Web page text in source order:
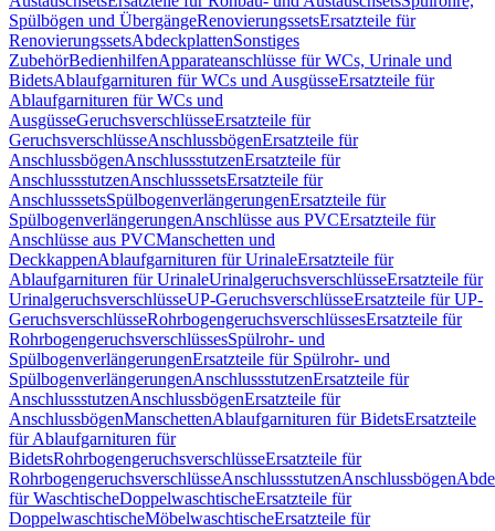
Spülbögen und ÜbergängeRenovierungssetsErsatzteile für
RenovierungssetsAbdeckplattenSonstiges
ZubehörBedienhilfenApparateanschlüsse für WCs, Urinale und
BidetsAblaufgarnituren für WCs und AusgüsseErsatzteile für
Ablaufgarnituren für WCs und
AusgüsseGeruchsverschlüsseErsatzteile für
GeruchsverschlüsseAnschlussbögenErsatzteile für
AnschlussbögenAnschlussstutzenErsatzteile für
AnschlussstutzenAnschlusssetsErsatzteile für
AnschlusssetsSpülbogenverlängerungenErsatzteile für
SpülbogenverlängerungenAnschlüsse aus PVCErsatzteile für
Anschlüsse aus PVCManschetten und
DeckkappenAblaufgarnituren für UrinaleErsatzteile für
Ablaufgarnituren für UrinaleUrinalgeruchsverschlüsseErsatzteile für
UrinalgeruchsverschlüsseUP-GeruchsverschlüsseErsatzteile für UP-
GeruchsverschlüsseRohrbogengeruchsverschlüssesErsatzteile für
RohrbogengeruchsverschlüssesSpülrohr- und
SpülbogenverlängerungenErsatzteile für Spülrohr- und
SpülbogenverlängerungenAnschlussstutzenErsatzteile für
AnschlussstutzenAnschlussbögenErsatzteile für
AnschlussbögenManschettenAblaufgarnituren für BidetsErsatzteile
für Ablaufgarnituren für
BidetsRohrbogengeruchsverschlüsseErsatzteile für
RohrbogengeruchsverschlüsseAnschlussstutzenAnschlussbögen
für WaschtischeDoppelwaschtischeErsatzteile für
DoppelwaschtischeMöbelwaschtischeErsatzteile für